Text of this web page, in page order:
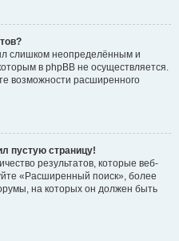
слишком неопределённым и
в phpBB не осуществляется.
возможности расширенного
пустую страницу!
результатов, которые веб-
«Расширенный поиск», более
на которых он должен быть